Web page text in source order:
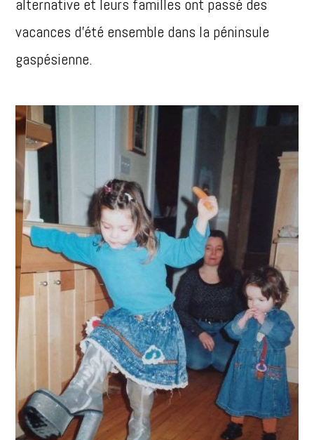
alternative et leurs familles ont passé des
vacances d’été ensemble dans la péninsule
gaspésienne.